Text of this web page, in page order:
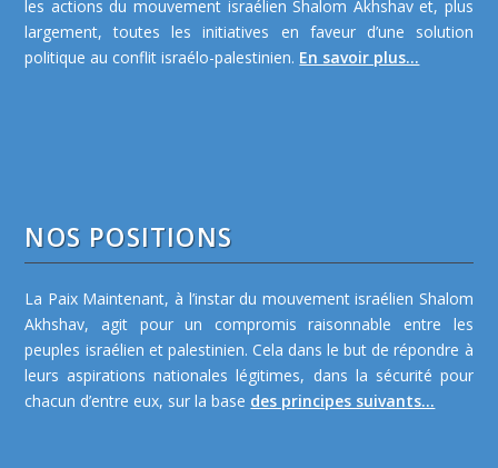
les actions du mouvement israélien Shalom Akhshav et, plus
largement, toutes les initiatives en faveur d’une solution
politique au conflit israélo-palestinien. En savoir plus...
NOS POSITIONS
La Paix Maintenant, à l’instar du mouvement israélien Shalom
Akhshav, agit pour un compromis raisonnable entre les
peuples israélien et palestinien. Cela dans le but de répondre à
leurs aspirations nationales légitimes, dans la sécurité pour
chacun d’entre eux, sur la base des principes suivants...